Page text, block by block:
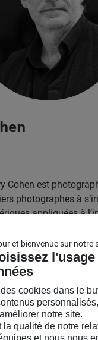
Cohen est
photographes à
appliquées à
de l’Homme à
de ses activités sur
et enfin à lui-même
2008).
les notions de
(Villes éteintes, Sea
photographie qui eux
en utilisant
et bienvenue sur notre
cookies dans le
notre site.
la qualité de notre
et nous nous